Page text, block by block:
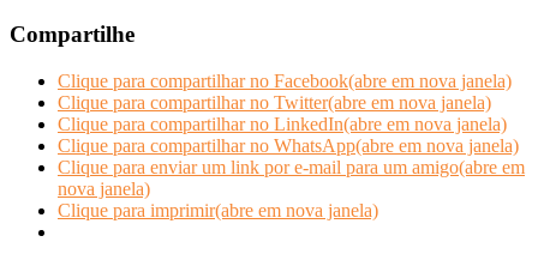
Compartilhe
Clique para compartilhar no Facebook(abre em nova janela)
Clique para compartilhar no Twitter(abre em nova janela)
Clique para compartilhar no LinkedIn(abre em nova janela)
Clique para compartilhar no WhatsApp(abre em nova janela)
Clique para enviar um link por e-mail para um amigo(abre em
nova janela)
Clique para imprimir(abre em nova janela)